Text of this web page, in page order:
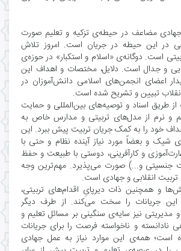
جهادی مضاعف در حیطه‌ی تزکیه و تعلیم صورت
در این حیطه در جریان است. امروز تلاش
است. دوگانه‌ی «اسلام و استکبار» در حوزه‌ی
و جدال است. دلایل، مختصات و اهداف این
اعضای انجمن‌های اسلامی دانش‌آموزان در
از طریق اسناد و توصیه‌های بین‌المللی و حمایت
و نرم از مدل‌های تربیتی و مدارس خاص به
خود را به کمک جریان تربیت پیش ببرد. این
شیک و بعضاً مورد نیاز آینده نظام و حتی با
و کارآفرینی، دوستی با طبیعت و حفظ
جنسیتی و...) صورت می‌پذیرد. مهم‌ترین وجه
تربیت انقلابی و جهادی است.
و همچنین ذات دیرپایِ اقدام‌های تربیتی،
جریانات را سخت می‌کند. از طرف دیگر
نیز سایه‌ی سنگینی بر مسائل تعلیم و
نادانسته و ناخواسته فرصت را برای جریانات
است؛ همه‌ی این موارد نیاز به عمل جهادی